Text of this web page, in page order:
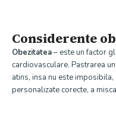
Considerente
Obezitatea– este un factor
cardiovasculare. Pastrarea
atins, insa nu este
personalizate corecte, a